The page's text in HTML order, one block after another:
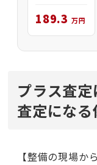
189.3 万円
プラス査
査定になる
【整備の現場か